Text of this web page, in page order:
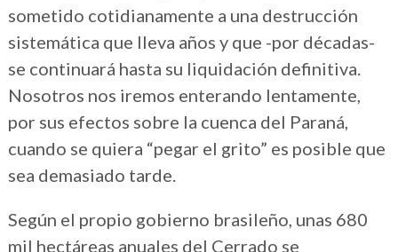
sometido cotidianamente a una destrucción
sistemática que lleva años y que -por décadas-
se continuará hasta su liquidación definitiva.
Nosotros nos iremos enterando lentamente,
por sus efectos sobre la cuenca del Paraná,
cuando se quiera “pegar el grito” es posible que
sea demasiado tarde.
Según el propio gobierno brasileño, unas 680
mil hectáreas anuales del Cerrado se